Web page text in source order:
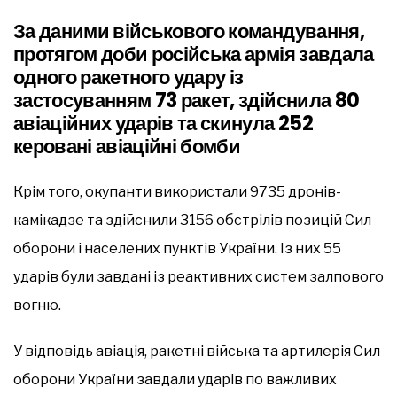
За даними військового командування,
протягом доби російська армія завдала
одного ракетного удару із
застосуванням 73 ракет, здійснила 80
авіаційних ударів та скинула 252
керовані авіаційні бомби
Крім того, окупанти використали 9735 дронів-
камікадзе та здійснили 3156 обстрілів позицій Сил
оборони і населених пунктів України. Із них 55
ударів були завдані із реактивних систем залпового
вогню.
У відповідь авіація, ракетні війська та артилерія Сил
оборони України завдали ударів по важливих